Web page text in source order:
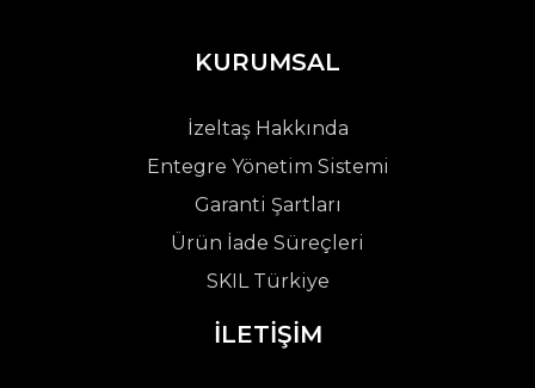
KURUMSAL
İzeltaş Hakkında
Entegre Yönetim Sistemi
Garanti Şartları
Ürün İade Süreçleri
SKIL Türkiye
İLETİŞİM